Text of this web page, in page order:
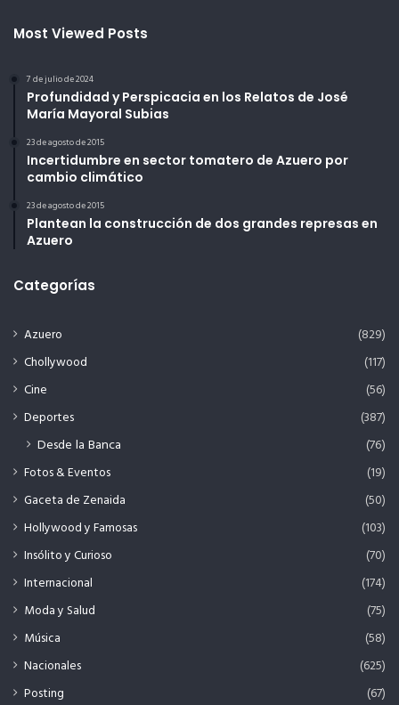
Most Viewed Posts
7 de julio de 2024
Profundidad y Perspicacia en los Relatos de José
María Mayoral Subias
23 de agosto de 2015
Incertidumbre en sector tomatero de Azuero por
cambio climático
23 de agosto de 2015
Plantean la construcción de dos grandes represas en
Azuero
Categorías
Azuero
(829)
Chollywood
(117)
Cine
(56)
Deportes
(387)
Desde la Banca (76)
Fotos & Eventos
(19)
Gaceta de Zenaida
(50)
Hollywood y Famosas
(103)
Insólito y Curioso
(70)
Internacional
(174)
Moda y Salud
(75)
Música
(58)
Nacionales
(625)
Posting
(67)